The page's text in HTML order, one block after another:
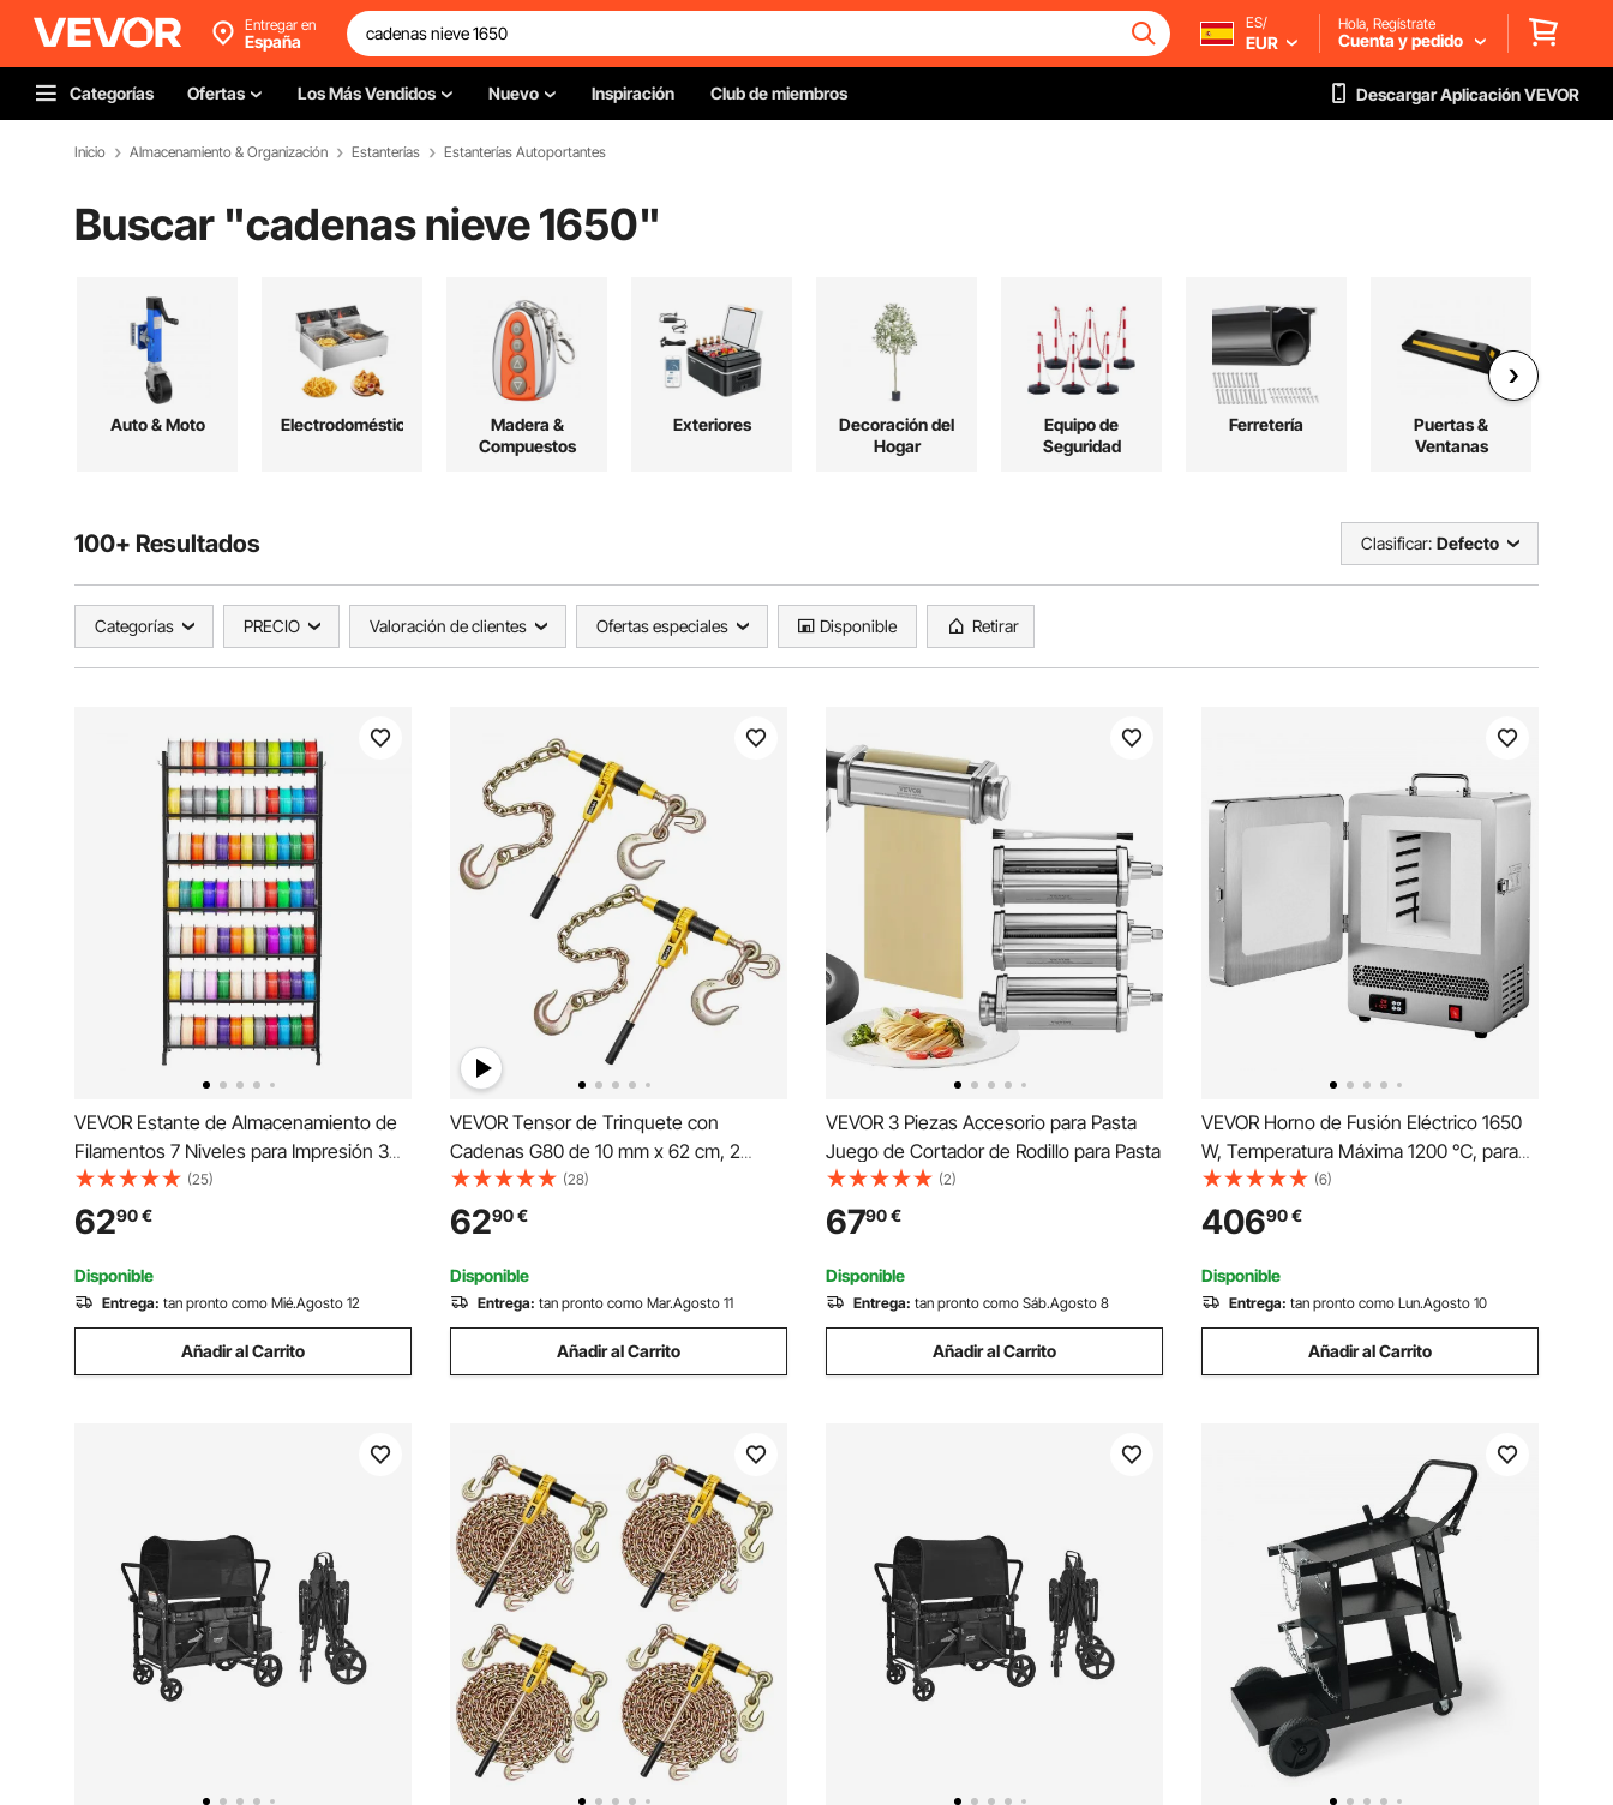
Entregar en
España
ES/
EUR
Hola, Regístrate
Cuenta y pedido
Categorías Ofertas Los Más Vendidos Nuevo Inspiración Club de miembros Descargar Aplicación VEVOR
Inicio Almacenamiento & Organización Estanterías Estanterías Autoportantes
Buscar "cadenas nieve 1650"
Auto & Moto Electrodomésticos
Madera &
Compuestos
Exteriores
Decoración del
Hogar
Equipo de
Seguridad
Ferretería
Puertas &
Ventanas
100+ Resultados Clasificar: Defecto
Categorías PRECIO Valoración de clientes Ofertas especiales Disponible Retirar
VEVOR Estante de Almacenamiento de
Filamentos 7 Niveles para Impresión 3D
Soporte de Metal para Carretes de
Filamento 840 x 320 x 1650 mm Estante
Fijo para Estudios, Talleres, Oficinas,
Negro
(25)
6290€
Disponible
Entrega: tan pronto como Mié.Agosto 12
Añadir al Carrito
VEVOR Tensor de Trinquete con
Cadenas G80 de 10 mm x 62 cm, 2
Piezas Tensores de Trinquete
Compatible con Cadenas de 10-12,7 mm
Carga de 4173 kg para Asegurar cargas,
Remolques y Plataformas
(28)
6290€
Disponible
Entrega: tan pronto como Mar.Agosto 11
Añadir al Carrito
VEVOR 3 Piezas Accesorio para Pasta
Juego de Cortador de Rodillo para Pasta
(2)
6790€
Disponible
Entrega: tan pronto como Sáb.Agosto 8
Añadir al Carrito
VEVOR Horno de Fusión Eléctrico 1650
W, Temperatura Máxima 1200 ℃, para
Fundición a la Cera Perdida, Arcilla,
Recocido de Metales, Vocción de
Cerámica y Control de Temperatura,
535 x 405 x 345 mm
(6)
40690€
Disponible
Entrega: tan pronto como Lun.Agosto 10
Añadir al Carrito